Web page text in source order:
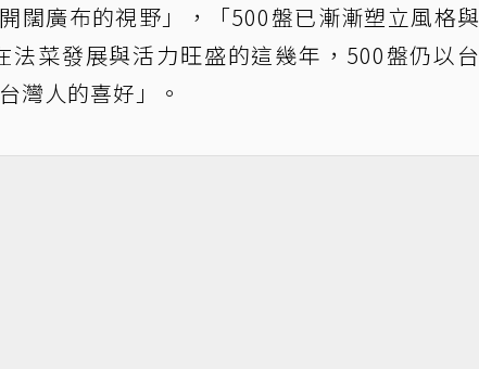
闊廣布的視野」，「500盤已漸漸塑立風格與
菜發展與活力旺盛的這幾年，500盤仍以台
灣人的喜好」。